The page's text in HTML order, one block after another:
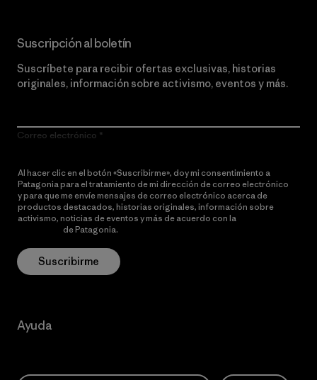
Suscripción al boletín
Suscríbete para recibir ofertas exclusivas, historias
originales, información sobre activismo, eventos y más.
Correo electrónico
Al hacer clic en el botón «Suscribirme», doy mi consentimiento a
Patagonia para el tratamiento de mi dirección de correo electrónico
y para que me envíe mensajes de correo electrónico acerca de
productos destacados, historias originales, información sobre
activismo, noticias de eventos y más de acuerdo con la
de Patagonia.
Suscribirme
Ayuda